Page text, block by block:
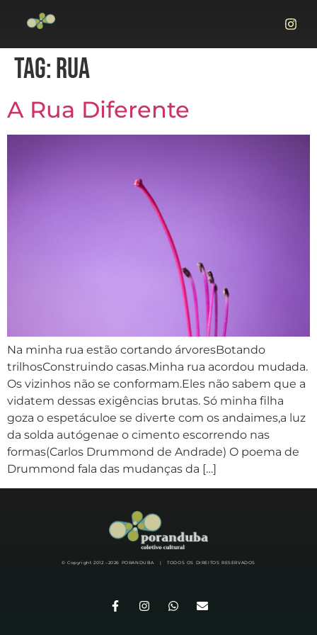
TAG:RUA
A Rua Diferente
Na minha rua estão cortando árvoresBotando
trilhosConstruindo casas.Minha rua acordou mudada.
Os vizinhos não se conformam.Eles não sabem que a
vidatem dessas exigências brutas. Só minha filha
goza o espetáculoe se diverte com os andaimes,a luz
da solda autógenae o cimento escorrendo nas
formas(Carlos Drummond de Andrade) O poema de
Drummond fala das mudanças da […]
© Copyright 2012 –2026 PORANDUBA | TODOS OS DIREITOS RESERVADOS